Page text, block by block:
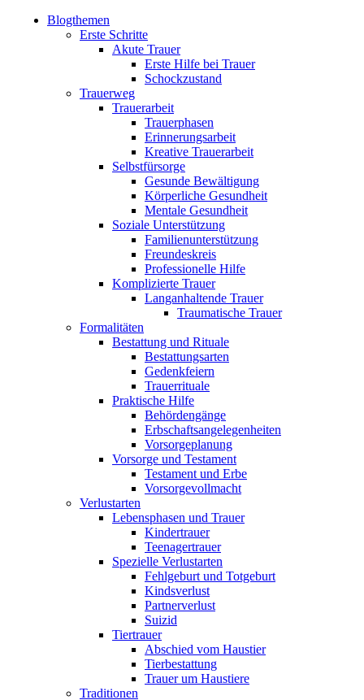
Blogthemen
Erste Schritte
Akute Trauer
Erste Hilfe bei Trauer
Schockzustand
Trauerweg
Trauerarbeit
Trauerphasen
Erinnerungsarbeit
Kreative Trauerarbeit
Selbstfürsorge
Gesunde Bewältigung
Körperliche Gesundheit
Mentale Gesundheit
Soziale Unterstützung
Familienunterstützung
Freundeskreis
Professionelle Hilfe
Komplizierte Trauer
Langanhaltende Trauer
Traumatische Trauer
Formalitäten
Bestattung und Rituale
Bestattungsarten
Gedenkfeiern
Trauerrituale
Praktische Hilfe
Behördengänge
Erbschaftsangelegenheiten
Vorsorgeplanung
Vorsorge und Testament
Testament und Erbe
Vorsorgevollmacht
Verlustarten
Lebensphasen und Trauer
Kindertrauer
Teenagertrauer
Spezielle Verlustarten
Fehlgeburt und Totgeburt
Kindsverlust
Partnerverlust
Suizid
Tiertrauer
Abschied vom Haustier
Tierbestattung
Trauer um Haustiere
Traditionen